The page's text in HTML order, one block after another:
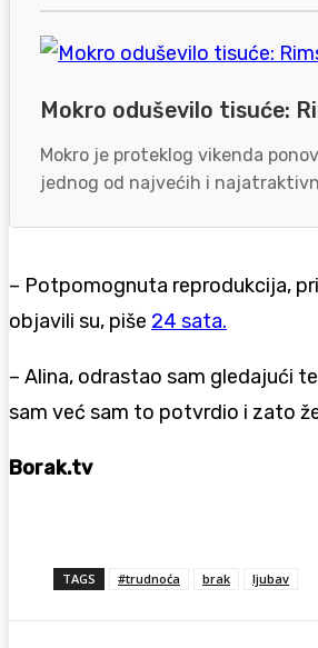
Mokro oduševilo tisuće:
Mokro je proteklog vikenda
jednog od najvećih i
– Potpomognuta reprodukcija,
objavili su, piše 24 sata.
– Alina, odrastao sam gledajući
sam već sam to potvrdio i zato
Borak.tv
TAGS #trudnoća brak ljubav